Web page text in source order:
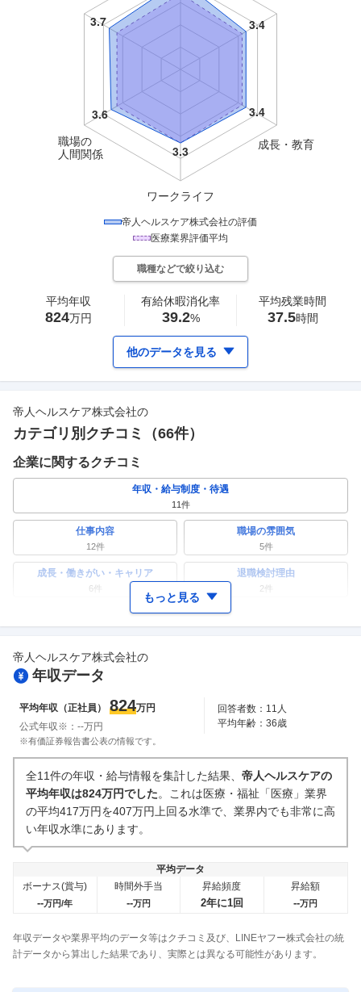
成長・教育
ワークライフ
職場の
人間関係
帝人ヘルスケア株式会社の評価
医療業界評価平均
職種などで絞り込む
平均年収
824万円
有給休暇消化率
39.2%
平均残業時間
37.5時間
他のデータを見る
帝人ヘルスケア株式会社の
カテゴリ別クチコミ（66件）
企業に関するクチコミ
年収・給与制度・待遇
11件
仕事内容
12件
職場の雰囲気
5件
成長・働きがい・キャリア
6件
退職検討理由
2件
ワークライフバランス 女性の活躍・働きやすさ
副業
4件
人事・評価制度
10件 2 件
企業の選考に関するクチコミ
中途採用面接・選考
2件
新卒採用面接・選考
2件
もっと見る
帝人ヘルスケア株式会社の
年収データ
平均年収（正社員） 824万円
公式年収※： --万円
回答者数： 11 人
平均年齢：36歳
※有価証券報告書公表の情報です。
全11件の年収・給与情報を集計した結果、 帝人ヘルスケアの
平均年収は824万円でした。これは医療・福祉「医療」業界
の平均417万円を407万円上回る水準で、業界内でも非常に高
い年収水準にあります。
平均データ
ボーナス(賞与)
--万円/年
時間外手当
--万円
昇給頻度
2年に1回
昇給額
--万円
年収データや業界平均のデータ等はクチコミ及び、LINEヤフー株式会社の統
計データから算出した結果であり、実際とは異なる可能性があります。